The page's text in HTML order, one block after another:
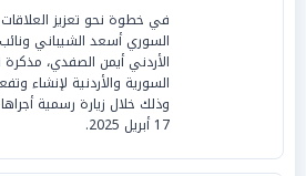
في خطوة نحو تعزيز العلاقات
السوري أسعد الشيباني ونائب
الأردني أيمن الصفدي،
السورية والأردنية لإنشاء
وذلك خلال زيارة رسمية
17 أبريل 2025.